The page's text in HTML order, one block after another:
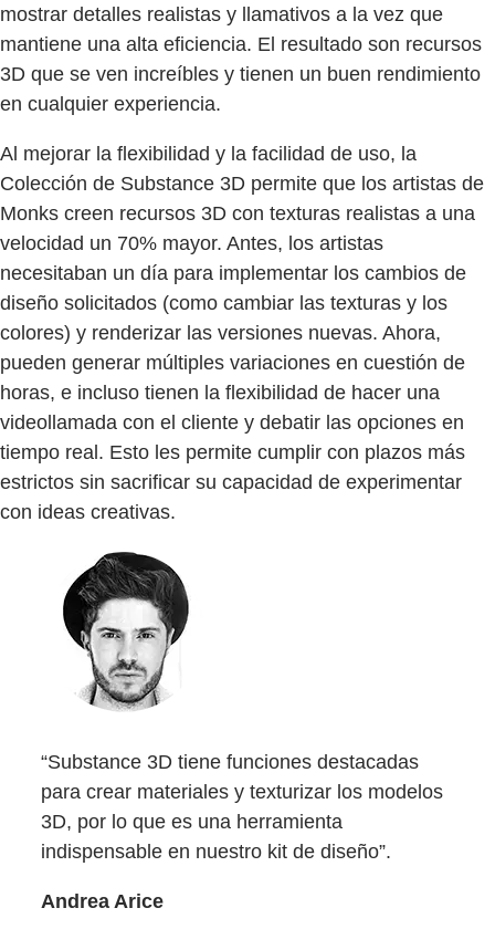
mostrar detalles realistas y llamativos a la vez que
mantiene una alta eficiencia. El resultado son recursos
3D que se ven increíbles y tienen un buen rendimiento
en cualquier experiencia.
Al mejorar la flexibilidad y la facilidad de uso, la
Colección de Substance 3D permite que los artistas de
Monks creen recursos 3D con texturas realistas a una
velocidad un 70% mayor. Antes, los artistas
necesitaban un día para implementar los cambios de
diseño solicitados (como cambiar las texturas y los
colores) y renderizar las versiones nuevas. Ahora,
pueden generar múltiples variaciones en cuestión de
horas, e incluso tienen la flexibilidad de hacer una
videollamada con el cliente y debatir las opciones en
tiempo real. Esto les permite cumplir con plazos más
estrictos sin sacrificar su capacidad de experimentar
con ideas creativas.
“Substance 3D tiene funciones destacadas
para crear materiales y texturizar los modelos
3D, por lo que es una herramienta
indispensable en nuestro kit de diseño”.
Andrea Arice